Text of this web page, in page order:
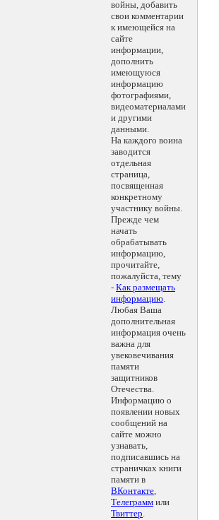
войны, добавить
свои комментарии
к имеющейся на
сайте
информации,
дополнить
имеющуюся
информацию
фотографиями,
видеоматериалами
и другими
данными.
На каждого воина
заводится
отдельная
страница,
посвященная
конкретному
участнику войны.
Прежде чем
начать
обрабатывать
информацию,
прочитайте,
пожалуйста, тему
- Как размещать
информацию.
Любая Ваша
дополнительная
информация очень
важна для
увековечивания
памяти
защитников
Отечества.
Информацию о
появлении новых
сообщений на
сайте можно
узнавать,
подписавшись на
страничках книги
памяти в
ВКонтакте,
Телеграмм или
Твиттер.